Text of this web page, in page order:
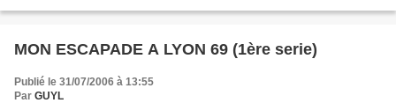
MON ESCAPADE A LYON 69 (1ère serie)
Publié le 31/07/2006 à 13:55
Par GUYL